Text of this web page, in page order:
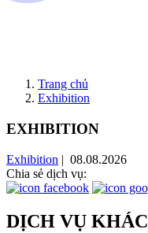
Trang chủ
Exhibition
EXHIBITION
Exhibition | 08.08.2026
Chia sẻ dịch vụ:
DỊCH VỤ KHÁC